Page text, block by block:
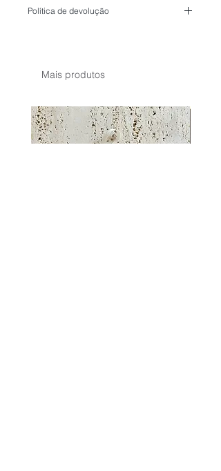
Política de devolução
pequena variação no tamanho e
Mais produtos